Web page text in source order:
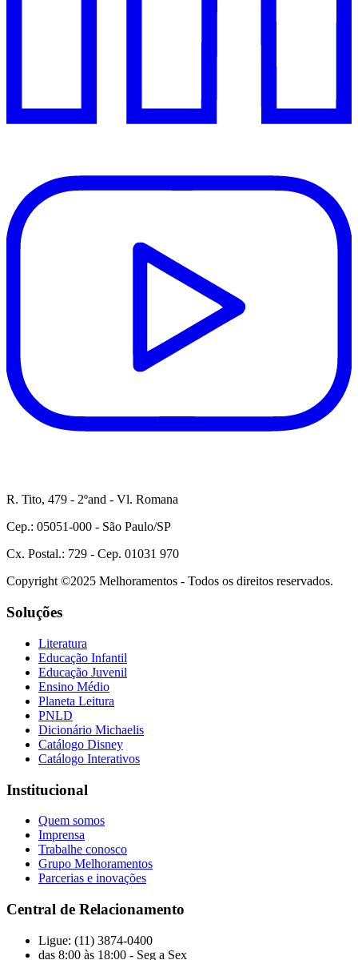
R. Tito, 479 - 2ºand - Vl. Romana
Cep.: 05051-000 - São Paulo/SP
Cx. Postal.: 729 - Cep. 01031 970
Copyright ©2025 Melhoramentos - Todos os direitos reservados.
Soluções
Literatura
Educação Infantil
Educação Juvenil
Ensino Médio
Planeta Leitura
PNLD
Dicionário Michaelis
Catálogo Disney
Catálogo Interativos
Institucional
Quem somos
Imprensa
Trabalhe conosco
Grupo Melhoramentos
Parcerias e inovações
Central de Relacionamento
Ligue: (11) 3874-0400
das 8:00 às 18:00 - Seg a Sex